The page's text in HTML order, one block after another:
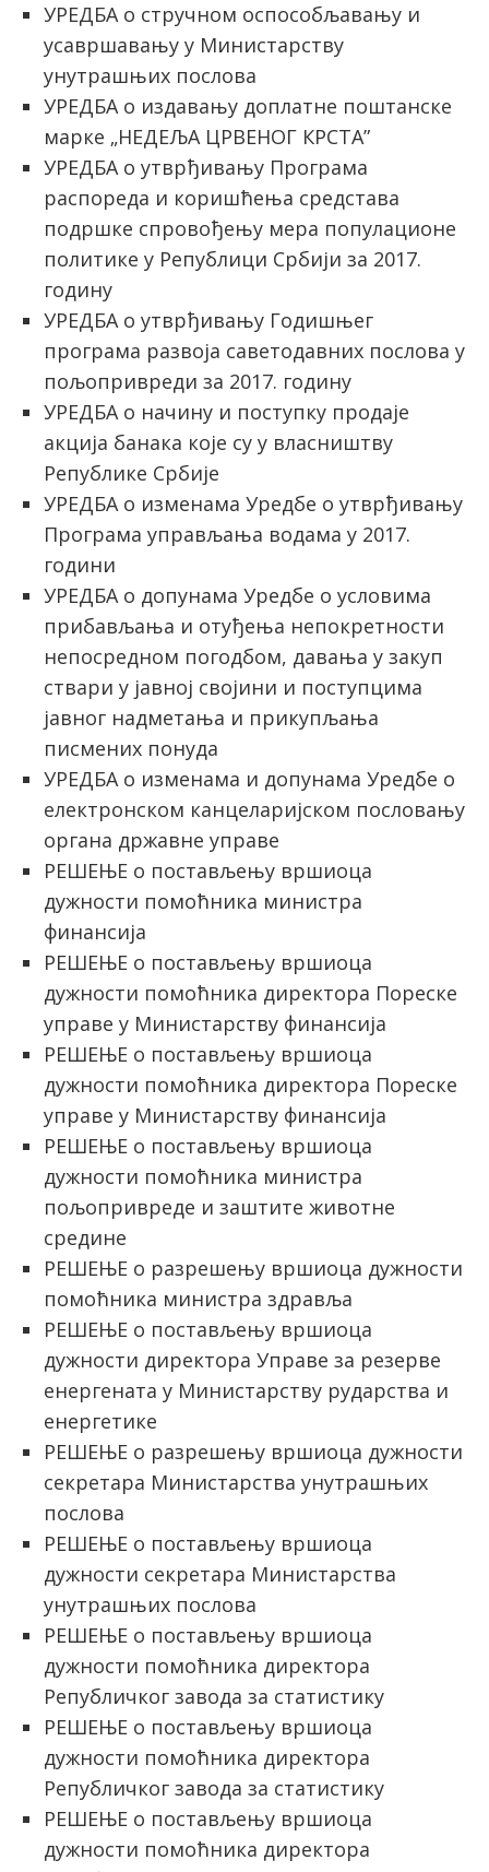
УРЕДБА о стручном оспособљавању и
усавршавању у Министарству
унутрашњих послова
УРЕДБА о издавању доплатне поштанске
марке „НЕДЕЉА ЦРВЕНОГ КРСТА”
УРЕДБА о утврђивању Програма
распореда и коришћења средстава
подршке спровођењу мера популационе
политике у Републици Србији за 2017.
годину
УРЕДБА о утврђивању Годишњег
програма развоја саветодавних послова у
пољопривреди за 2017. годину
УРЕДБА о начину и поступку продаје
акција банака које су у власништву
Републике Србије
УРЕДБА о изменама Уредбе о утврђивању
Програма управљања водама у 2017.
години
УРЕДБА о допунама Уредбе о условима
прибављања и отуђења непокретности
непосредном погодбом, давања у закуп
ствари у јавној својини и поступцима
јавног надметања и прикупљања
писмених понуда
УРЕДБА о изменама и допунама Уредбе о
електронском канцеларијском пословању
органа државне управе
РЕШЕЊЕ о постављењу вршиоца
дужности помоћника министра
финансија
РЕШЕЊЕ о постављењу вршиоца
дужности помоћника директора Пореске
управе у Министарству финансија
РЕШЕЊЕ о постављењу вршиоца
дужности помоћника директора Пореске
управе у Министарству финансија
РЕШЕЊЕ о постављењу вршиоца
дужности помоћника министра
пољопривреде и заштите животне
средине
РЕШЕЊЕ о разрешењу вршиоца дужности
помоћника министра здравља
РЕШЕЊЕ о постављењу вршиоца
дужности директора Управе за резерве
енергената у Министарству рударства и
енергетике
РЕШЕЊЕ о разрешењу вршиоца дужности
секретара Министарства унутрашњих
послова
РЕШЕЊЕ о постављењу вршиоца
дужности секретара Министарства
унутрашњих послова
РЕШЕЊЕ о постављењу вршиоца
дужности помоћника директора
Републичког завода за статистику
РЕШЕЊЕ о постављењу вршиоца
дужности помоћника директора
Републичког завода за статистику
РЕШЕЊЕ о постављењу вршиоца
дужности помоћника директора